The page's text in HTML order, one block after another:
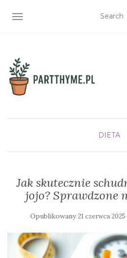
TOGGLE NAVIGATION
DIETA
Jak skutecznie
jojo? Sprawdzone
Opublikowany21 czerwca 2025